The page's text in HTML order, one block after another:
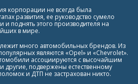
корпорации не всегда была
развития, ее руководство сумело
поднять этого производителя на
в мире.
много автомобильных брендов. Из
являются «Opel» и «Сhevrolet».
ассоциируются с высочайшим
другие, подвержены естественному
и ДТП не застрахован никто.